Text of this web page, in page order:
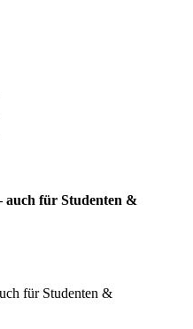
auch für Studenten &
für Studenten &